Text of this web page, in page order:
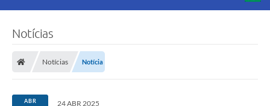
LICITAÇÕES E CONTRATOS
Secretarias
Notícias
Notícias Notícia
ABR 24 ABR 2025